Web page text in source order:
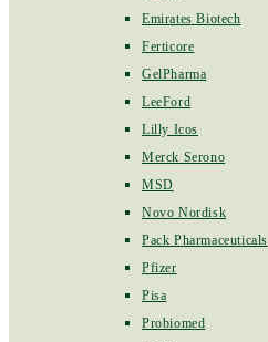
Emirates Biotech
Ferticore
GelPharma
LeeFord
Lilly Icos
Merck Serono
MSD
Novo Nordisk
Pack Pharmaceuticals
Pfizer
Pisa
Probiomed